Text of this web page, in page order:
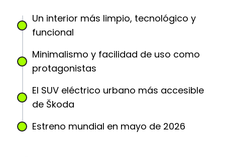
Un interior más limpio, tecnológico y
funcional
Minimalismo y facilidad de uso como
protagonistas
El SUV eléctrico urbano más accesible
de Škoda
Estreno mundial en mayo de 2026